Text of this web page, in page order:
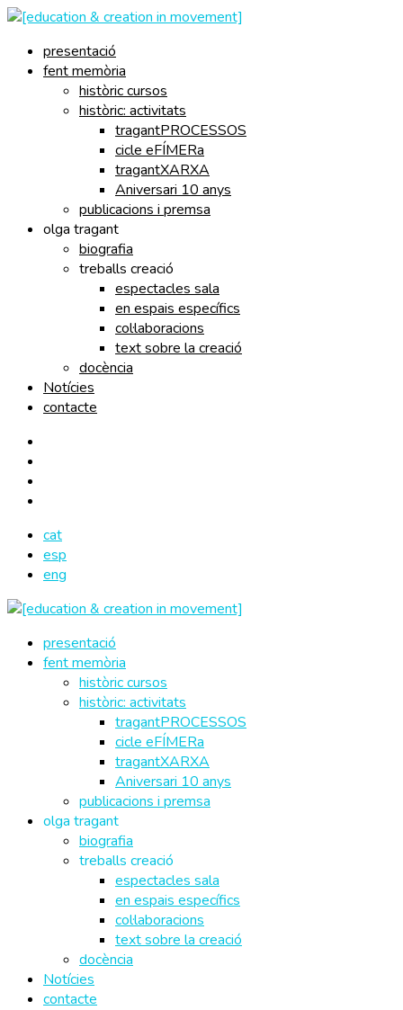
presentació
fent memòria
històric cursos
històric: activitats
tragantPROCESSOS
cicle eFÍMERa
tragantXARXA
Aniversari 10 anys
publicacions i premsa
olga tragant
biografia
treballs creació
espectacles sala
en espais específics
col·laboracions
text sobre la creació
docència
Notícies
contacte
cat
esp
eng
presentació
fent memòria
històric cursos
històric: activitats
tragantPROCESSOS
cicle eFÍMERa
tragantXARXA
Aniversari 10 anys
publicacions i premsa
olga tragant
biografia
treballs creació
espectacles sala
en espais específics
col·laboracions
text sobre la creació
docència
Notícies
contacte